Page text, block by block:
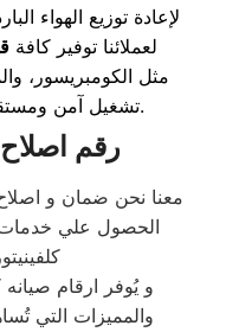
لإعادة توزيع الهواء
لعملائنا توفير كافة
مثل الكومبريسور،
تشغيل آمن ومستقر طوال مواسم الصيف الحرجة.
رقم
معنا نحن ضمان و
الحصول علي خدمات
و يُوفر ارقام
والمميزات التي